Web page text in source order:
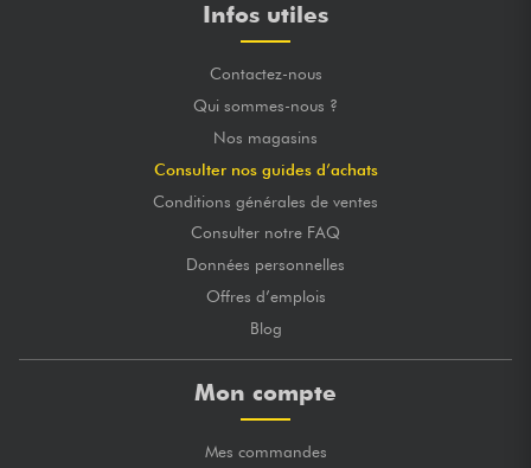
Infos utiles
Contactez-nous
Qui sommes-nous ?
Nos magasins
Consulter nos guides d’achats
Conditions générales de ventes
Consulter notre FAQ
Données personnelles
Offres d’emplois
Blog
Mon compte
Mes commandes